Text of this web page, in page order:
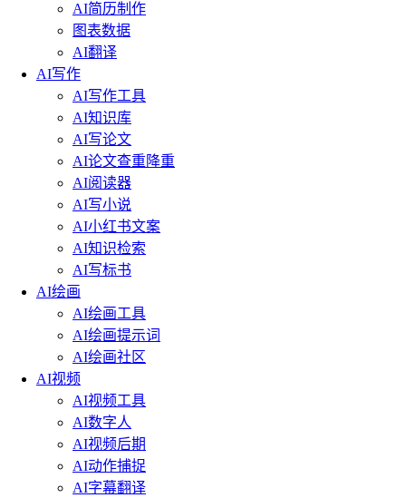
AI简历制作
图表数据
AI翻译
AI写作
AI写作工具
AI知识库
AI写论文
AI论文查重降重
AI阅读器
AI写小说
AI小红书文案
AI知识检索
AI写标书
AI绘画
AI绘画工具
AI绘画提示词
AI绘画社区
AI视频
AI视频工具
AI数字人
AI视频后期
AI动作捕捉
AI字幕翻译